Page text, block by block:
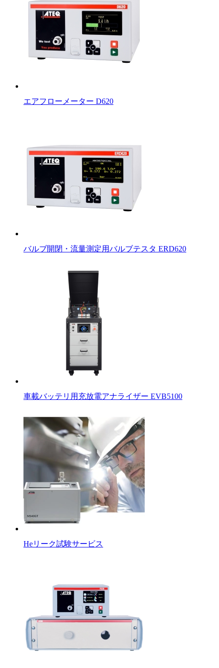
エアフローメーター D620
バルブ開閉・流量測定用バルブテスタ ERD620
車載バッテリ用充放電アナライザー EVB5100
Heリーク試験サービス